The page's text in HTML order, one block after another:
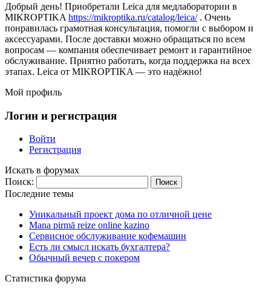
Добрый день! Приобретали Leica для медлаборатории в
MIKROPTIKA https://mikroptika.ru/catalog/leica/. Очень
понравилась грамотная консультация, помогли с выбором и
аксессуарами. После доставки можно обращаться по всем
вопросам — компания обеспечивает ремонт и гарантийное
обслуживание. Приятно работать, когда поддержка на всех
этапах. Leica от MIKROPTIKA — это надёжно!
Мой профиль
Логин и регистрация
Войти
Регистрация
Искать в форумах
Поиск:
Последние темы
Уникальный проект дома по отличной цене
Mana pirmā reize online kazino
Сервисное обслуживание кофемашин
Есть ли смысл искать бухгалтера?
Обычный вечер с покером
Статистика форума